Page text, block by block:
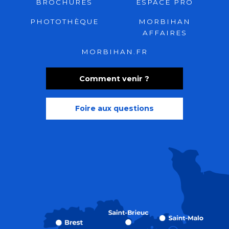
Comment venir ?
Foire aux questions
BROCHURES ESPACE PRO
PHOTOTHÈQUE
MORBIHAN
AFFAIRES
MORBIHAN.FR